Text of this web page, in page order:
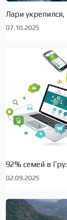
Лари
07.10.2025
92% семей в
02.09.2025